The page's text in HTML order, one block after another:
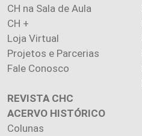
CH na Sala de Aula
CH +
Loja Virtual
Projetos e Parcerias
Fale Conosco
REVISTA CHC
ACERVO HISTÓRICO
Colunas